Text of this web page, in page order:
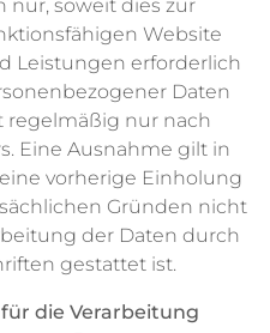
nur, soweit dies zur
Website
Leistungen erforderlich
Daten
regelmäßig nur nach
Eine Ausnahme gilt in
vorherige Einholung
Gründen nicht
der Daten durch
gestattet ist.
die Verarbeitung